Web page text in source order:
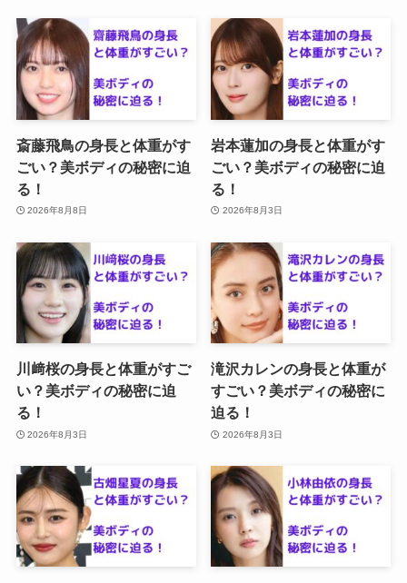
斎藤飛鳥の身長と体重がす
ごい？美ボディの秘密に迫
る！
2026年8月8日
岩本蓮加の身長と体重がす
ごい？美ボディの秘密に迫
る！
2026年8月3日
川﨑桜の身長と体重がすご
い？美ボディの秘密に迫
る！
2026年8月3日
滝沢カレンの身長と体重が
すごい？美ボディの秘密に
迫る！
2026年8月3日